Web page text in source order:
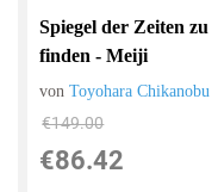
Spiegel der Zeiten zu
finden - Meiji
vonToyohara Chikanobu
€149.00
€86.42